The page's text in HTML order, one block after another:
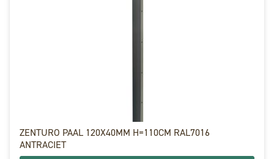
ZENTURO PAAL 120X40MM H=110CM RAL7016
ANTRACIET